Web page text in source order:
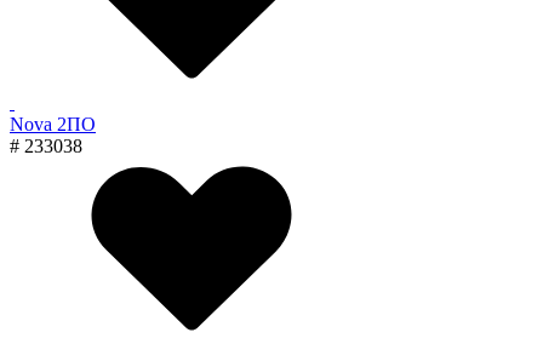
Nova 2ПО
# 233038